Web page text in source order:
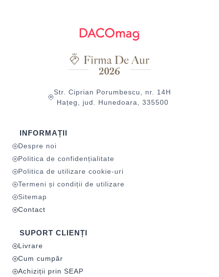
Str. Ciprian Porumbescu, nr. 14H
Hațeg, jud. Hunedoara, 335500
INFORMAȚII
Despre noi
Politica de confidențialitate
Politica de utilizare cookie-uri
Termeni și condiții de utilizare
Sitemap
Contact
SUPORT CLIENȚI
Livrare
Cum cumpăr
Achiziții prin SEAP